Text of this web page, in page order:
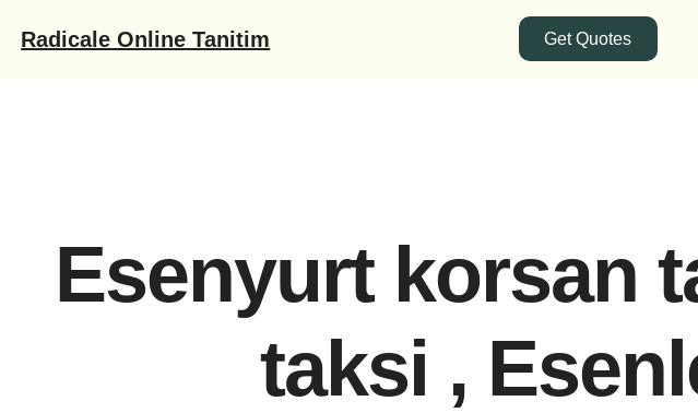
geçRadicale Online Tanitim Get Quotes
Esenyurt korsan
taksi ,